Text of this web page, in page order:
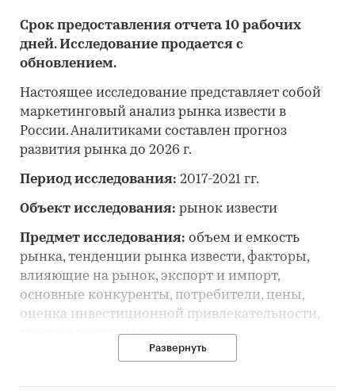
Срок предоставления отчета 10 рабочих
дней. Исследование продается с
обновлением.
Настоящее исследование представляет собой
маркетинговый анализ рынка извести в
России. Аналитиками составлен прогноз
развития рынка до 2026 г.
Период исследования: 2017-2021 гг.
Объект исследования: рынок извести
Предмет исследования: объем и емкость
рынка, тенденции рынка извести, факторы,
влияющие на рынок, экспорт и импорт,
основные конкуренты, потребители, цены,
оценка инвестиционной привлекательности,
прогноз развития рынка
Цель исследования:анализ и прогноз
Развернуть